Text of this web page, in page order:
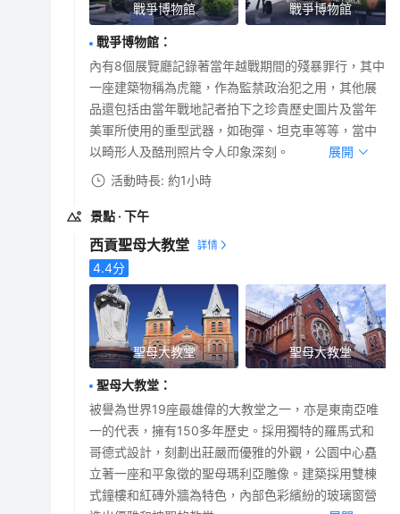
戰爭博物館 戰爭博物館
戰爭博物館 ：
內有8個展覽廳記錄著當年越戰期間的殘暴罪行，其中
一座建築物稱為虎籠，作為監禁政治犯之用，其他展
品還包括由當年戰地記者拍下之珍貴歷史圖片及當年
美軍所使用的重型武器，如砲彈、坦克車等等，當中
以畸形人及酷刑照片令人印象深刻。
展開
活動時長: 約1小時
景點 · 下午
西貢聖母大教堂
4.4分
聖母大教堂 聖母大教堂
聖母大教堂 ：
被譽為世界19座最雄偉的大教堂之一，亦是東南亞唯
一的代表，擁有150多年歷史。採用獨特的羅馬式和
哥德式設計，刻劃出莊嚴而優雅的外觀，公園中心矗
立著一座和平象徵的聖母瑪利亞雕像。建築採用雙棟
式鐘樓和紅磚外牆為特色，內部色彩繽紛的玻璃窗營